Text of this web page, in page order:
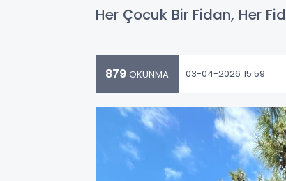
Her Çocuk Bir Fidan, Her
879 OKUNMA 03-04-2026 15:59